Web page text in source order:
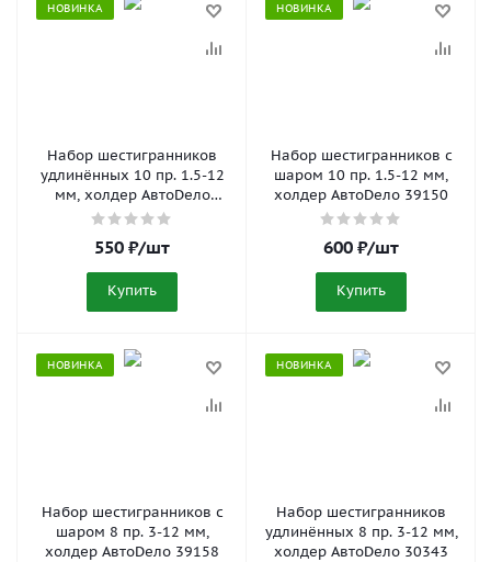
НОВИНКА
Набор шестигранников
удлинённых 10 пр. 1.5-12
мм, холдер АвтоDело
30341
550 ₽/шт
Купить
НОВИНКА
Набор шестигранников с
шаром 10 пр. 1.5-12 мм,
холдер АвтоDело 39150
600 ₽/шт
Купить
НОВИНКА
Набор шестигранников с
шаром 8 пр. 3-12 мм,
холдер АвтоDело 39158
НОВИНКА
Набор шестигранников
удлинённых 8 пр. 3-12 мм,
холдер АвтоDело 30343